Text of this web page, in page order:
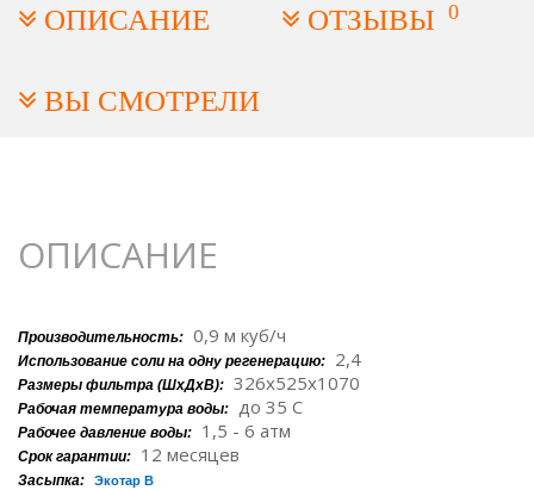
ОПИСАНИЕ ОТЗЫВЫ 0
ВЫ СМОТРЕЛИ
ОПИСАНИЕ
Производительность: 0,9 м куб/ч
Использование соли на одну регенерацию: 2,4
Размеры фильтра (ШхДхВ): 326х525х1070
Рабочая температура воды: до 35 С
Рабочее давление воды: 1,5 - 6 атм
Срок гарантии: 12 месяцев
Засыпка: Экотар В